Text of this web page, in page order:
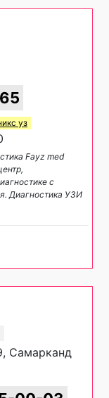
уз
Fayz med
с
Диагностика УЗИ
Самарканд